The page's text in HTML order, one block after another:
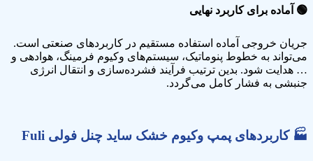
🟢 آماده برای کاربرد نهایی
جریان خروجی آماده استفاده مستقیم در کاربردهای صنعتی است.
می‌تواند به خطوط پنوماتیک، سیستم‌های وکیوم فرمینگ، هوادهی و
… هدایت شود. بدین ترتیب فرآیند فشرده‌سازی و انتقال انرژی
جنبشی به فشار کامل می‌گردد.
🏭کاربردهای پمپ وکیوم خشک ساید چنل فولی Fuli